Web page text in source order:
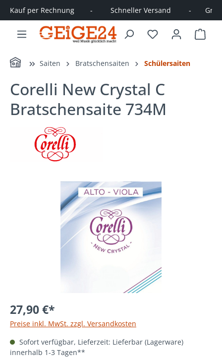
springen
Kauf per Rechnung        -         Schneller Versand         -
Home Saiten Bratschensaiten Schülersaiten
Corelli New Crystal C
Bratschensaite 734M
Bildergalerie überspringen
27,90 €*
Preise inkl. MwSt. zzgl. Versandkosten
Sofort verfügbar, Lieferzeit: Lieferbar (Lagerware)
innerhalb 1-3 Tagen**